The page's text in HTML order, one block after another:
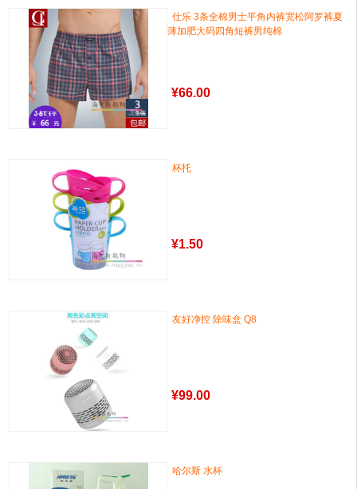
仕乐 3条全棉男士平角内裤宽松阿罗裤夏
薄加肥大码四角短裤男纯棉
¥66.00
杯托
¥1.50
友好净控 除味盒 Q8
¥99.00
哈尔斯 水杯